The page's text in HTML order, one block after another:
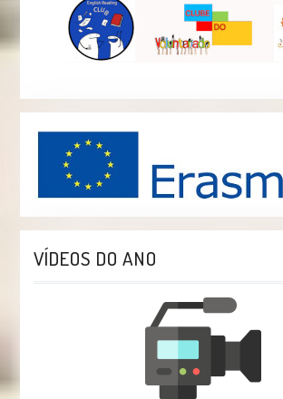
VÍDEOS DO ANO